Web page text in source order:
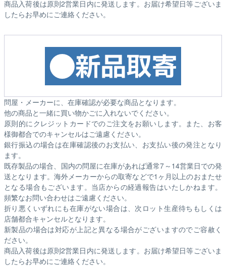
商品入荷後は原則2営業日内に発送します。お届け希望日等ございま
したらお早めにご連絡ください。
問屋・メーカーに、在庫確認が必要な商品となります。
他の商品と一緒に買い物かごに入れないでください。
原則的にクレジットカードでのご注文をお願いします。また、お客
様御都合でのキャンセルはご遠慮ください。
銀行振込の場合は在庫確認後のお支払い、お支払い後の発注となり
ます。
既存製品の場合、国内の問屋に在庫があれば通常7～14営業日での発
送となります。海外メーカーからの取寄などで1ヶ月以上のおまたせ
となる場合もございます。 当店からの経過報告はいたしかねます。
頻繁なお問い合わせはご遠慮ください。
折り悪くいずれにも在庫がない場合は、次ロット生産待ちもしくは
店舗都合キャンセルとなります。
新製品の場合は対応が上記と異なる場合がございますのでご容赦く
ださい。
商品入荷後は原則2営業日内に発送します。お届け希望日等ございま
したらお早めにご連絡ください。